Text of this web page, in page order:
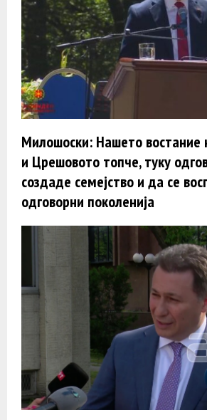
Милошоски: Нашето востание
и Црешовото топче, туку
создаде семејство и да се
одговорни поколенија